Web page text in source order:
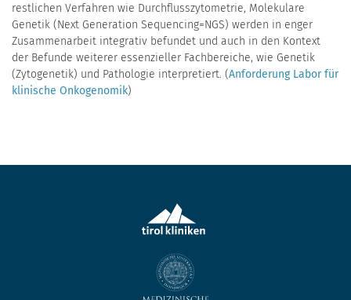
restlichen Verfahren wie Durchflusszytometrie, Molekulare
Genetik (Next Generation Sequencing=NGS) werden in enger
Zusammenarbeit integrativ befundet und auch in den Kontext
der Befunde weiterer essenzieller Fachbereiche, wie Genetik
(Zytogenetik) und Pathologie interpretiert. (Anforderung Labor für
klinische Onkogenomik)